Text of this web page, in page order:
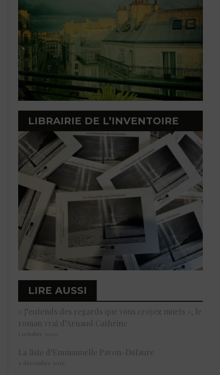
LIBRAIRIE DE L’INVENTOIRE
LIRE AUSSI
« J’entends des regards que vous croyez muets », le
roman vrai d’Arnaud Cathrine
1 octobre 2020
La liste d’Emmanuelle Pavon-Dufaure
9 décembre 2019